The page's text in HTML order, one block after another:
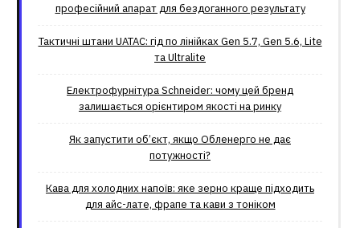
професійний апарат для бездоганного результату
Тактичні штани UATAC: гід по лінійках Gen 5.7, Gen 5.6, Lite
та Ultralite
Електрофурнітура Schneider: чому цей бренд
залишається орієнтиром якості на ринку
Як запустити об’єкт, якщо Обленерго не дає
потужності?
Кава для холодних напоїв: яке зерно краще підходить
для айс-лате, фрапе та кави з тоніком